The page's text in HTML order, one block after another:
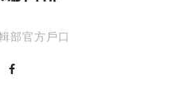
部官方戶口